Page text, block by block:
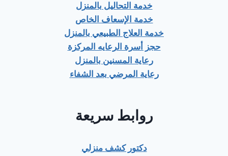
خدمة التحاليل بالمنزل
خدمة الإسعاف الخاص
خدمة العلاج الطبيعي بالمنزل
حجز أسرة الرعايه المركزة
رعاية المسنين بالمنزل
رعاية المرضي بعد الشفاء
روابط سريعة
دكتور كشف منزلي